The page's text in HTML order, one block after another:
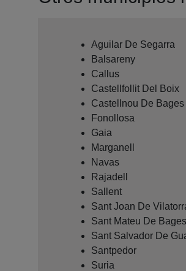
Aguilar De Segarra
Balsareny
Callus
Castellfollit Del Boix
Castellnou De Bages
Fonollosa
Gaia
Marganell
Navas
Rajadell
Sallent
Sant Joan De
Sant Mateu De Bages
Sant Salvador De
Santpedor
Suria